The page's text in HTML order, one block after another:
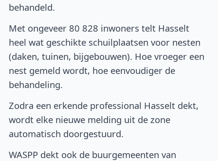
behandeld.
Met ongeveer 80 828 inwoners telt Hasselt
heel wat geschikte schuilplaatsen voor nesten
(daken, tuinen, bijgebouwen). Hoe vroeger een
nest gemeld wordt, hoe eenvoudiger de
behandeling.
Zodra een erkende professional Hasselt dekt,
wordt elke nieuwe melding uit de zone
automatisch doorgestuurd.
WASPP dekt ook de buurgemeenten van